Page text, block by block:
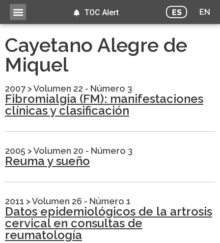
ES EN
TOC Alert
Cayetano Alegre de
Miquel
2007 >Volumen 22 - Número 3
Fibromialgia (FM): manifestaciones
clínicas y clasificación
2005 >Volumen 20 - Número 3
Reuma y sueño
2011 >Volumen 26 - Número 1
Datos epidemiológicos de la artrosis
cervical en consultas de
reumatología